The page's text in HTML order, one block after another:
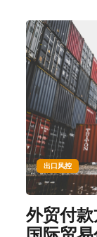
出口风控
外贸付